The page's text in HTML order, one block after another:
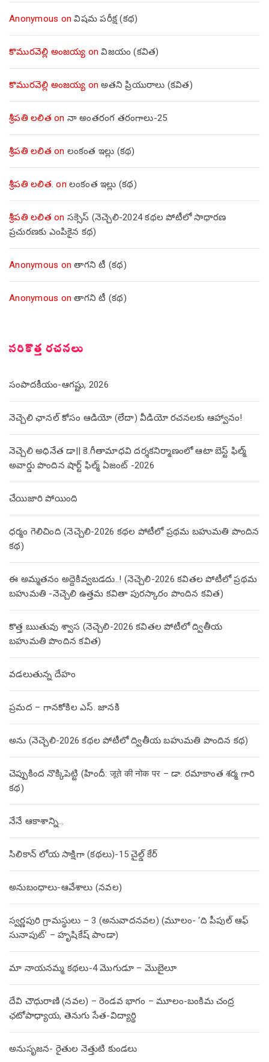
Anonymous onవిషమ పరీక్ష (క‌థ‌)
కొమురవెల్లి అంజయ్య onవిజయం (కవిత)
కొమురవెల్లి అంజయ్య onఅతని ప్రియురాలు (కవిత)
శ్రీపతి లలిత on నా అంతరంగ తరంగాలు-25
శ్రీపతి లలిత on లంకంత ఇల్లు (కథ)
శ్రీపతి లలిత. on లంకంత ఇల్లు (కథ)
శ్రీపతి లలిత on సక్సెస్ (నెచ్చెలి-2024 కథల పోటీలో సాధారణ
ప్రచురణకు ఎంపికైన కథ)
Anonymous onతాగని టీ (కథ)
Anonymous onతాగని టీ (కథ)
సరికొత్త రచనలు
సంపాదకీయం-ఆగష్టు, 2026
నెచ్చెలి ఛానల్ కోసం ఆడియో (లేదా) వీడియో రచనలకు ఆహ్వానం!
నెచ్చెలి అధినేత డా|| కె.గీతామాధవి దర్శకనిర్మాణంలో ఆటా బెస్ట్ ఫిల్మ్
అవార్డు పొందిన షార్ట్ ఫిల్మ్ ఏజంట్ -2026
చేయిజారి పోయింది
ధర్మం గెలిచింది (నెచ్చెలి-2026 కథల పోటీలో ప్రథమ బహుమతి పొందిన
కథ)
ఈ అమ్మతనం అద్దెకివ్వబడదు..! (నెచ్చెలి-2026 కవితల పోటీలో ప్రథమ
బహుమతి -నెచ్చెలి ఉత్తమ కవితా పురస్కారం పొందిన కవిత)
కొత్త ఋతువు శ్వాస (నెచ్చెలి-2026 కవితల పోటీలో ద్వితీయ
బహుమతి పొందిన కవిత)
వడలుతున్న దేహం
ప్రమద – గానకోకిల ఎస్. జానకి
అను (నెచ్చెలి-2026 కథల పోటీలో ద్వితీయ బహుమతి పొందిన కథ)
చెప్పుకింద నొక్కిపెట్టి (హిందీ: जूते की नोक पर – డా. రమాకాంత శర్మ గారి
కథ)
నేనే ఆకాశాన్ని…
సిలికాన్ లోయ సాక్షిగా (కథలు)-15 చైల్డ్ కేర్
అనుబంధాలు-ఆవేశాలు (నవల)
స్వర్ణపురి గ్రామస్థులు – 3 (అనువాదనవల) (మూలం- ‘ది పీపుల్ ఆఫ్
సునాపుట్’ – హృషికేష్ పాండా)
మా నాయనమ్మ కథలు-4 మొగుడూ – మొబైలూ
దేవి చౌధురాణి (నవల) – రెండవ భాగం – మూలం-బంకిమ చంద్ర
ఛటోపాధ్యాయ, తెనుగు సేత-విద్యార్థి
అనుసృజన- రైతుల నెత్తుటి కుండలు